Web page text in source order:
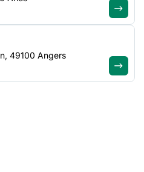
ont ainsi pu profiter pleinement
camping. Ce temps de
simple moment de détente : il
dans un cadre apaisant,
membres, de valoriser les
chacun, et de rompre avec les
49100 Angers